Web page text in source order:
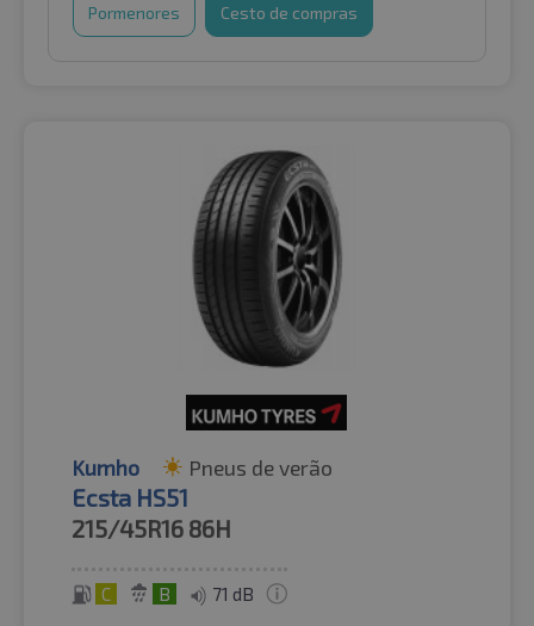
Pormenores Cesto de compras
Kumho Pneus de verão
Ecsta HS51
215/45R16 86H
C B 71 dB